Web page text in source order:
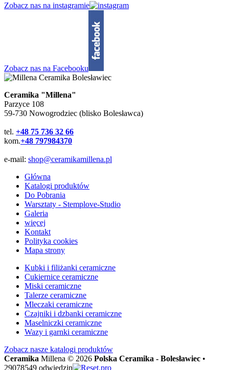
Zobacz nas na instagramie
Zobacz nas na Facebooku
Ceramika "Millena"
Parzyce 108
59-730 Nowogrodziec (blisko Bolesławca)
tel. +48 75 736 32 66
kom.+48 797984370
e-mail: shop@ceramikamillena.pl
Główna
Katalogi produktów
Do Pobrania
Warsztaty - Stemplove-Studio
Galeria
więcej
Kontakt
Polityka cookies
Mapa strony
Kubki i filiżanki ceramiczne
Cukiernice ceramiczne
Miski ceramiczne
Talerze ceramiczne
Mleczaki ceramiczne
Czajniki i dzbanki ceramiczne
Maselniczki ceramiczne
Wazy i garnki ceramiczne
Zobacz nasze katalogi produktów
Ceramika Millena © 2026 Polska Ceramika - Bolesławiec •
29078549 odwiedzin